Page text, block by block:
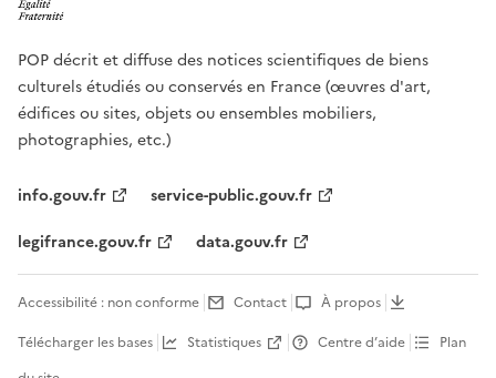
POP décrit et diffuse des notices scientifiques de biens
culturels étudiés ou conservés en France (œuvres d'art,
édifices ou sites, objets ou ensembles mobiliers,
photographies, etc.)
info.gouv.fr
service-public.gouv.fr
legifrance.gouv.fr
data.gouv.fr
Accessibilité : non conforme Contact
À propos
Télécharger les bases
Statistiques Centre d’aide
Plan